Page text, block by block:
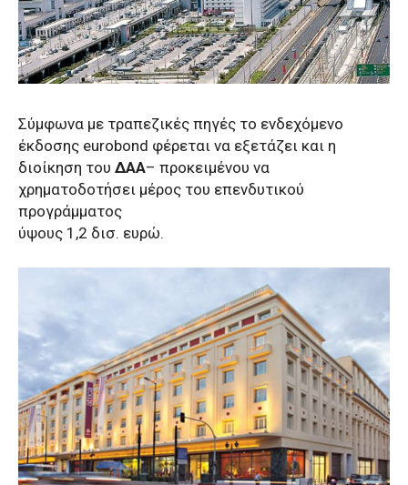
Σύμφωνα με τραπεζικές πηγές το ενδεχόμενο
έκδοσης eurobond φέρεται να εξετάζει και η
διοίκηση του ΔΑΑ– προκειμένου να
χρηματοδοτήσει μέρος του επενδυτικού
προγράμματος
ύψους 1,2 δισ. ευρώ.